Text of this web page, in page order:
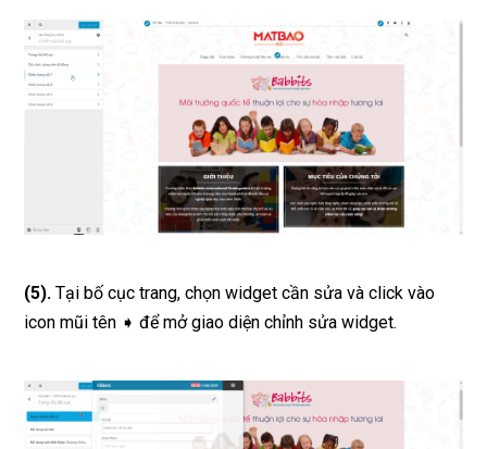
(5). Tại bố cục trang, chọn widget cần sửa và click vào
icon mũi tên ➧ để mở giao diện chỉnh sửa widget.